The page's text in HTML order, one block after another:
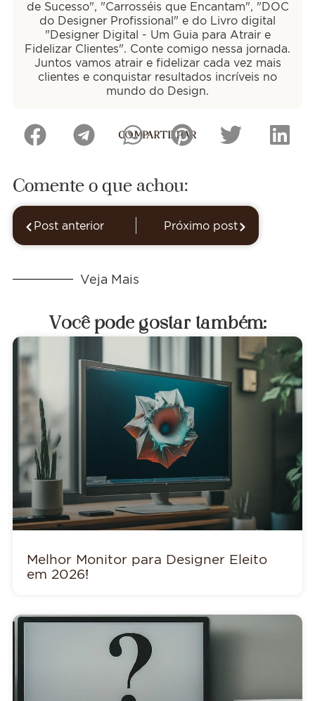
de Sucesso", "Carrosséis que Encantam", "DOC
do Designer Profissional" e do Livro digital
"Designer Digital - Um Guia para Atrair e
Fidelizar Clientes". Conte comigo nessa jornada.
Juntos vamos atrair e fidelizar cada vez mais
clientes e conquistar resultados incríveis no
mundo do Design.
COMPARTILHAR
Comente o que achou:
Post anterior Próximo post
Veja Mais
Você pode gostar também:
Melhor Monitor para Designer Eleito
em 2026!